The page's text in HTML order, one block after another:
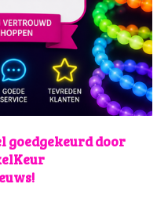
goedgekeurd door